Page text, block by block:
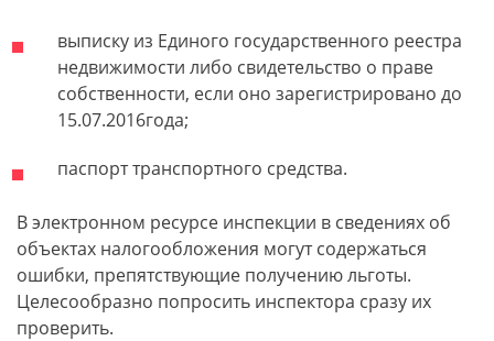
выписку из Единого государственного реестра
недвижимости либо свидетельство о праве
собственности, если оно зарегистрировано до
15.07.2016года;
паспорт транспортного средства.
В электронном ресурсе инспекции в сведениях об
объектах налогообложения могут содержаться
ошибки, препятствующие получению льготы.
Целесообразно попросить инспектора сразу их
проверить.